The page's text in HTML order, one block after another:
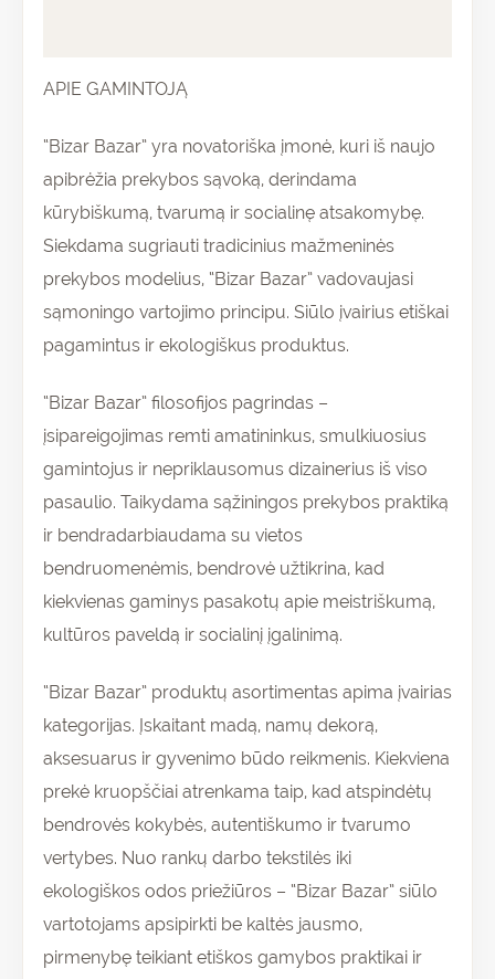
APIE GAMINTOJĄ
“Bizar Bazar” yra novatoriška įmonė, kuri iš naujo
apibrėžia prekybos sąvoką, derindama
kūrybiškumą, tvarumą ir socialinę atsakomybę.
Siekdama sugriauti tradicinius mažmeninės
prekybos modelius, “Bizar Bazar” vadovaujasi
sąmoningo vartojimo principu. Siūlo įvairius etiškai
pagamintus ir ekologiškus produktus.
“Bizar Bazar” filosofijos pagrindas –
įsipareigojimas remti amatininkus, smulkiuosius
gamintojus ir nepriklausomus dizainerius iš viso
pasaulio. Taikydama sąžiningos prekybos praktiką
ir bendradarbiaudama su vietos
bendruomenėmis, bendrovė užtikrina, kad
kiekvienas gaminys pasakotų apie meistriškumą,
kultūros paveldą ir socialinį įgalinimą.
“Bizar Bazar” produktų asortimentas apima įvairias
kategorijas. Įskaitant madą, namų dekorą,
aksesuarus ir gyvenimo būdo reikmenis. Kiekviena
prekė kruopščiai atrenkama taip, kad atspindėtų
bendrovės kokybės, autentiškumo ir tvarumo
vertybes. Nuo rankų darbo tekstilės iki
ekologiškos odos priežiūros – “Bizar Bazar” siūlo
vartotojams apsipirkti be kaltės jausmo,
pirmenybę teikiant etiškos gamybos praktikai ir